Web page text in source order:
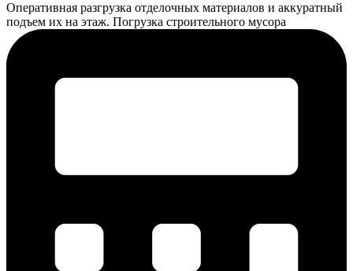
Оперативная разгрузка отделочных материалов и аккуратный
подъем их на этаж. Погрузка строительного мусора